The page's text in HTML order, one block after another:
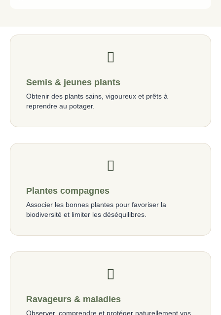
Semis & jeunes plants
Obtenir des plants sains, vigoureux et prêts à
reprendre au potager.
Plantes compagnes
Associer les bonnes plantes pour favoriser la
biodiversité et limiter les déséquilibres.
Ravageurs & maladies
Observer, comprendre et protéger naturellement vos